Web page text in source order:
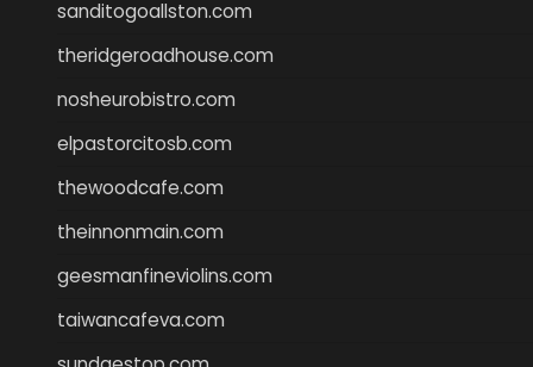
sanditogoallston.com
theridgeroadhouse.com
nosheurobistro.com
elpastorcitosb.com
thewoodcafe.com
theinnonmain.com
geesmanfineviolins.com
taiwancafeva.com